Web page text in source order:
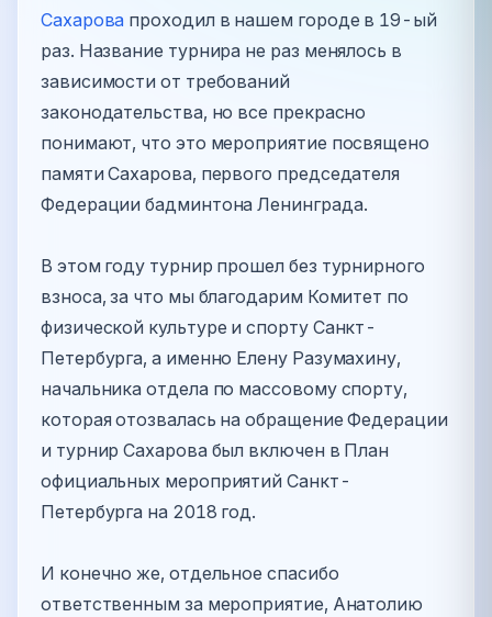
Сахарова проходил в нашем городе в 19-ый
раз. Название турнира не раз менялось в
зависимости от требований
законодательства, но все прекрасно
понимают, что это мероприятие посвящено
памяти Сахарова, первого председателя
Федерации бадминтона Ленинграда.
В этом году турнир прошел без турнирного
взноса, за что мы благодарим Комитет по
физической культуре и спорту Санкт-
Петербурга, а именно Елену Разумахину,
начальника отдела по массовому спорту,
которая отозвалась на обращение Федерации
и турнир Сахарова был включен в План
официальных мероприятий Санкт-
Петербурга на 2018 год.
И конечно же, отдельное спасибо
ответственным за мероприятие, Анатолию